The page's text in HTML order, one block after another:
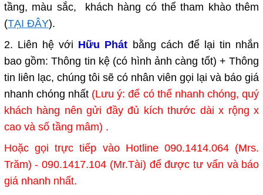
tầng, màu sắc, khách hàng có thể tham khào thêm
(TẠI ĐÂY).
2. Liên hệ với Hữu Phát bằng cách để lại tin nhắn
bao gồm: Thông tin kệ (có hình ảnh càng tốt) + Thông
tin liên lạc, chúng tôi sẽ có nhân viên gọi lại và báo giá
nhanh chóng nhất (Lưu ý: để có thể nhanh chóng, quý
khách hàng nên gửi đầy đủ kích thước dài x rộng x
cao và số tầng mâm) .
Hoặc gọi trực tiếp vào Hotline 090.1414.064 (Mrs.
Trăm) - 090.1417.104 (Mr.Tài) để được tư vấn và báo
giá nhanh nhất.